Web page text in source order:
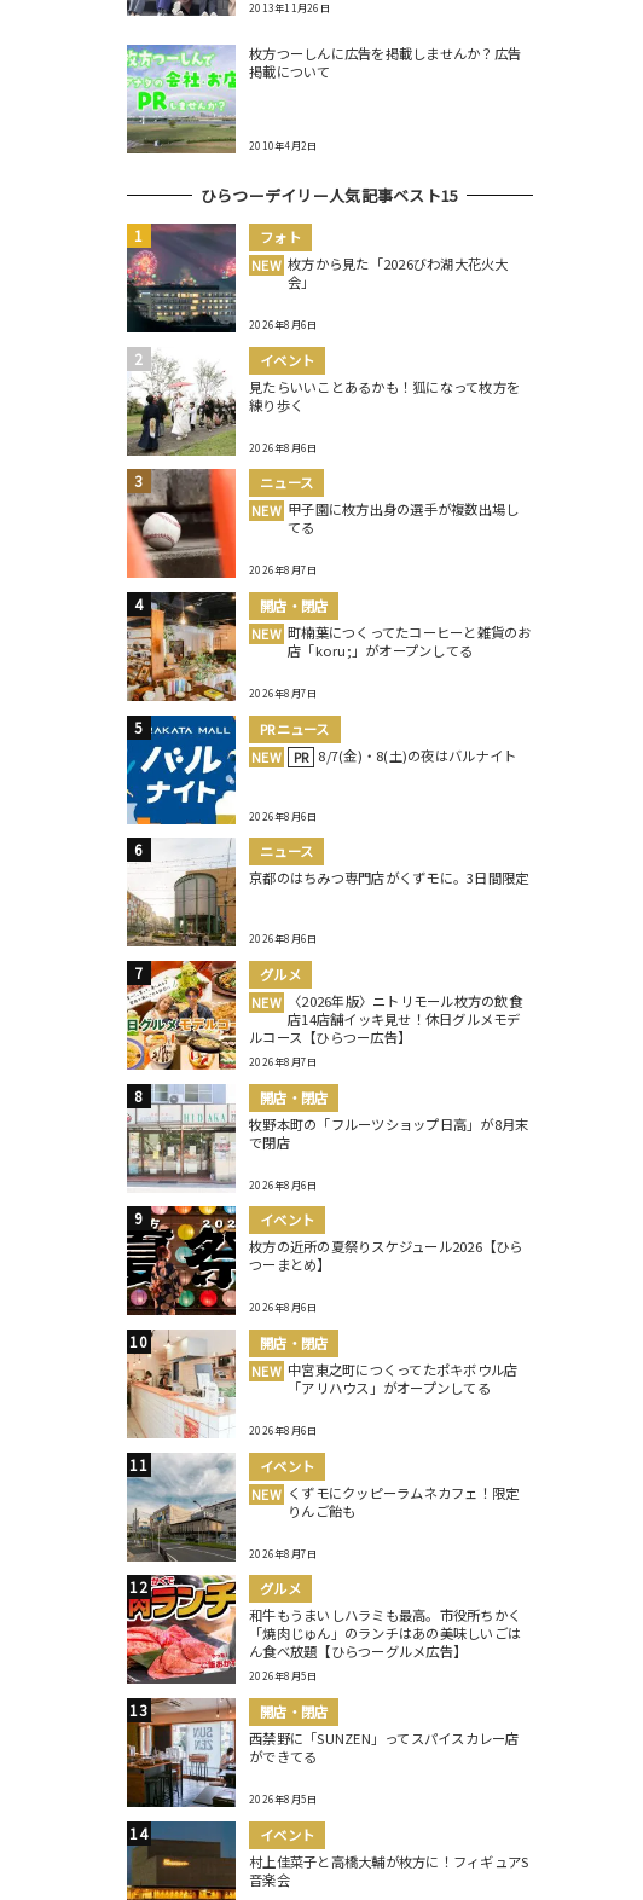
2013年11月26日
枚方つーしんに広告を掲載しませんか？広告
掲載について
2010年4月2日
ひらつーデイリー人気記事ベスト15
フォト
NEW 枚方から見た「2026びわ湖大花火大
会」
2026年8月6日
イベント
見たらいいことあるかも！狐になって枚方を
練り歩く
2026年8月6日
ニュース
NEW 甲子園に枚方出身の選手が複数出場し
てる
2026年8月7日
開店・閉店
NEW 町楠葉につくってたコーヒーと雑貨のお
店「koru;」がオープンしてる
2026年8月7日
PRニュース
NEW
PR 8/7(金)・8(土)の夜はバルナイト
2026年8月6日
ニュース
京都のはちみつ専門店がくずモに。3日間限定
2026年8月6日
グルメ
NEW
〈2026年版〉ニトリモール枚方の飲食
店14店舗イッキ見せ！休日グルメモデ
ルコース【ひらつー広告】
2026年8月7日
開店・閉店
牧野本町の「フルーツショップ日高」が8月末
で閉店
2026年8月6日
イベント
枚方の近所の夏祭りスケジュール2026【ひら
つーまとめ】
2026年8月6日
開店・閉店
NEW 中宮東之町につくってたポキボウル店
「アリハウス」がオープンしてる
2026年8月6日
イベント
NEW くずモにクッピーラムネカフェ！限定
りんご飴も
2026年8月7日
グルメ
和牛もうまいしハラミも最高。市役所ちかく
「焼肉じゅん」のランチはあの美味しいごは
ん食べ放題【ひらつーグルメ広告】
2026年8月5日
開店・閉店
西禁野に「SUNZEN」ってスパイスカレー店
ができてる
2026年8月5日
イベント
村上佳菜子と高橋大輔が枚方に！フィギュアS
音楽会